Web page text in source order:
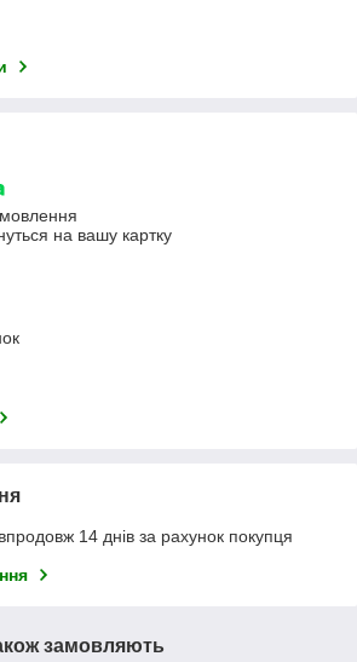
на вашу картку
14 днів за рахунок покупця
замовляють